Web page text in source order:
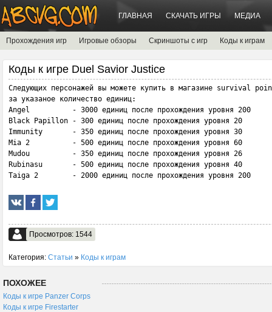
ГЛАВНАЯ СКАЧАТЬ ИГРЫ МЕДИА
Прохождения игр Игровые обзоры Скриншоты с игр Коды к играм
Коды к игре Duel Savior Justice
Следующих персонажей вы можете купить в магазине survival
за указаное количество единиц:
Angel          - 3000 единиц после прохождения уровня 200
Black Papillon - 300 единиц после прохождения уровня 20
Immunity       - 350 единиц после прохождения уровня 30
Mia 2          - 500 единиц после прохождения уровня 60
Mudou          - 350 единиц после прохождения уровня 26
Rubinasu       - 500 единиц после прохождения уровня 40
Taiga 2        - 2000 единиц после прохождения уровня 200
Просмотров: 1544
Категория: Статьи » Коды к играм
ПОХОЖЕЕ
Коды к игре Panzer Corps
Коды к игре Firestarter